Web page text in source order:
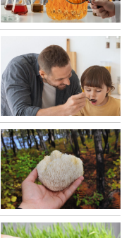
אמינו
רטבים
ממרחים
ומזון
ויטמינים
לספורטאים
טסטוסטרון
הנמכרים